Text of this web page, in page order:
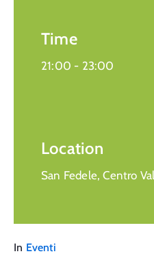
Time
21:00 - 23:00
Location
San Fedele, Centro
In Eventi